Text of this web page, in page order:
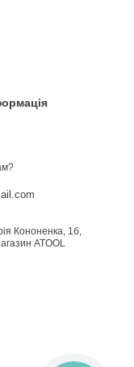
Кононенка, 1б,
ATOOL